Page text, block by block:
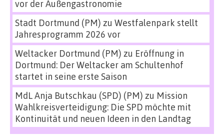
vor der Außengastronomie
Stadt Dortmund (PM) zu Westfalenpark stellt
Jahresprogramm 2026 vor
Weltacker Dortmund (PM) zu Eröffnung in
Dortmund: Der Weltacker am Schultenhof
startet in seine erste Saison
MdL Anja Butschkau (SPD) (PM) zu Mission
Wahlkreisverteidigung: Die SPD möchte mit
Kontinuität und neuen Ideen in den Landtag